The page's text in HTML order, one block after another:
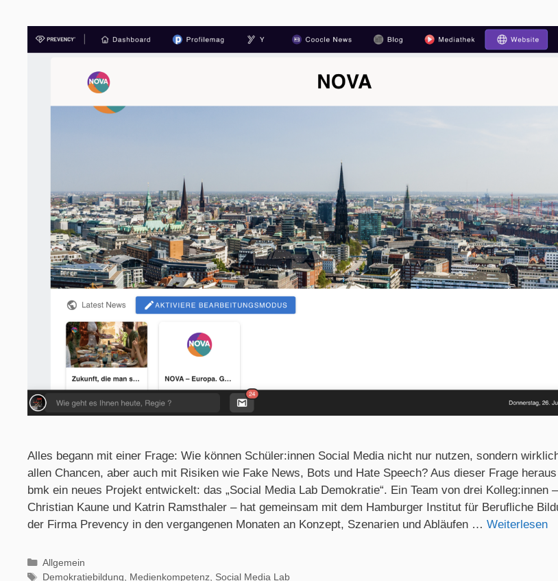
Alles begann mit einer Frage: Wie können Schüler:innen Social Media nicht nur nutzen, sondern
allen Chancen, aber auch mit Risiken wie Fake News, Bots und Hate Speech? Aus dieser Frage
bmk ein neues Projekt entwickelt: das „Social Media Lab Demokratie“. Ein Team von drei Kolleg:innen
Christian Kaune und Katrin Ramsthaler – hat gemeinsam mit dem Hamburger Institut für Berufliche
der Firma Prevency in den vergangenen Monaten an Konzept, Szenarien und Abläufen … Weiterlesen
Allgemein
Demokratiebildung
Medienkompetenz, Social Media Lab